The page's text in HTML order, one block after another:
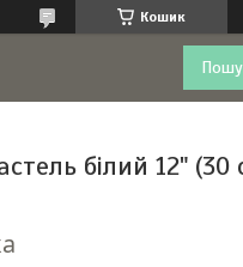
Кошик
білий 12" (30